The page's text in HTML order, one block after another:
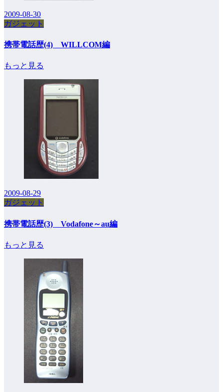
2009-08-30
ガジェット
携帯電話歴(4) WILLCOM編
もっと見る
2009-08-29
ガジェット
携帯電話歴(3) Vodafone～au編
もっと見る